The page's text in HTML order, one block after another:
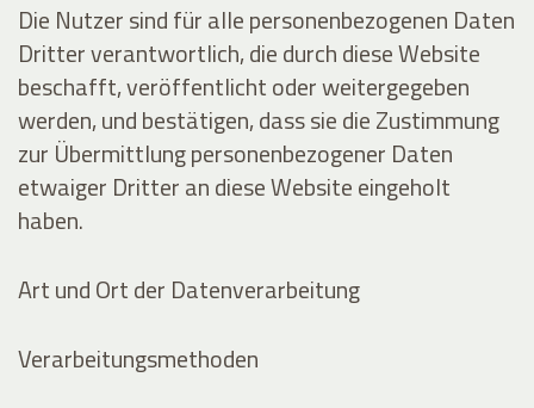
Die Nutzer sind für alle personenbezogenen Daten
Dritter verantwortlich, die durch diese Website
beschafft, veröffentlicht oder weitergegeben
werden, und bestätigen, dass sie die Zustimmung
zur Übermittlung personenbezogener Daten
etwaiger Dritter an diese Website eingeholt
haben.
Art und Ort der Datenverarbeitung
Verarbeitungsmethoden